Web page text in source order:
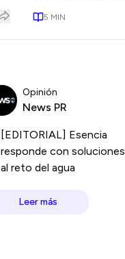
5 MIN
Opinión
News PR
[EDITORIAL] Esencia
responde con soluciones
al reto del agua
Leer más